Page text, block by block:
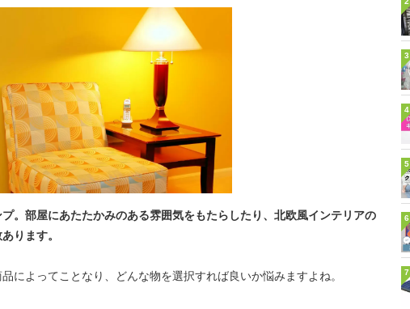
。部屋にあたたかみのある雰囲気をもたらしたり、北欧風インテリアの
ります。
によってことなり、どんな物を選択すれば良いか悩みますよね。
3
4
5
6
7